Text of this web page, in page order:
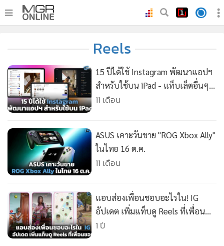
• ภาคใต้
• ภูมิภาค
• Online Section
• บันเทิง
• ผู้จัดการรายวัน
คอลัมนิสต์
ละคร
• CbizReview
• Cyber BIZ
• ผู้จัดกวน
• Good health & Well-being
• Green Innovation & SD
Reels
15 ปีได้ใช้ Instagram พัฒนาแอปฯ
สำหรับใช้บน iPad - แท็บเล็ตอื่นๆ
ในอนาคต
11 เดือน
ASUS เคาะวันขาย "ROG Xbox Ally"
ในไทย 16 ต.ค.
11 เดือน
แอบส่องเพื่อนชอบอะไรใน! IG
อัปเดต เพิ่มแท็บดู Reels ที่เพื่อน
ชอบ
1 ปี